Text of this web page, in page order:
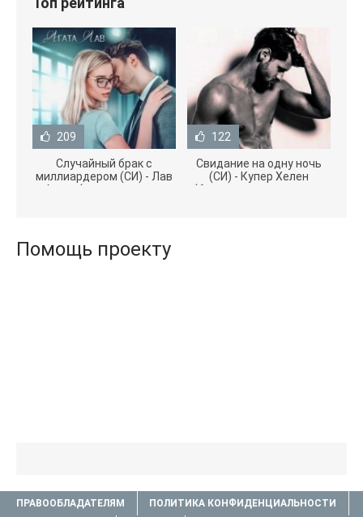
209
Случайный брак с
миллиардером (СИ) - Лав
Агата (полная версия
122
Свидание на одну ночь
(СИ) - Купер Хелен
(бесплатные серии книг
Помощь проекту
ПРАВООБЛАДАТЕЛЯМ ПОЛИТИКА КОНФИДЕНЦИАЛЬНОСТИ